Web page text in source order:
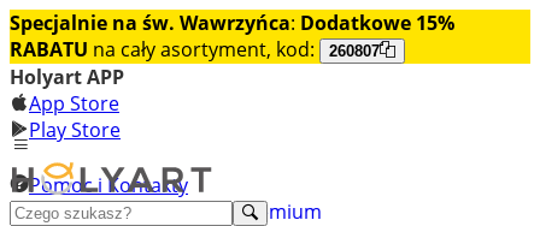
Specjalnie na św. Wawrzyńca: Dodatkowe 15%
RABATU na cały asortyment, kod: 260807
Holyart APP
App Store
Play Store
Pomoc i Kontakty
+48 222 922 860
Odkryj premium